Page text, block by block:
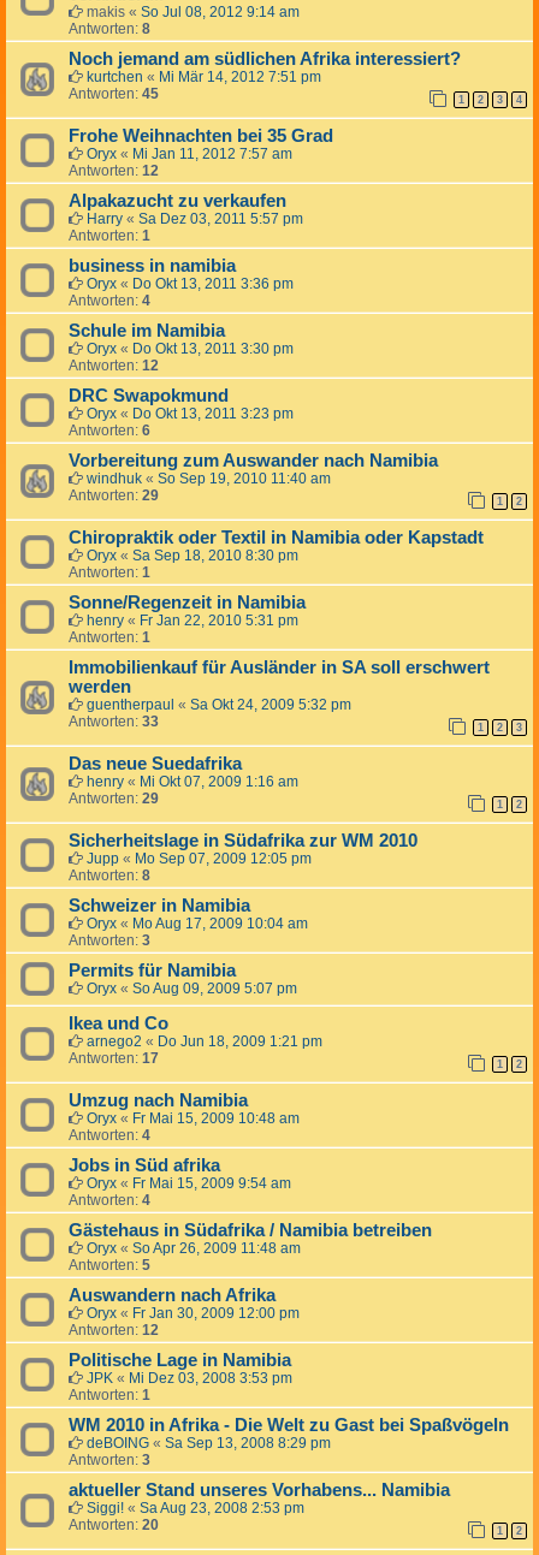
makis « So Jul 08, 2012 9:14 am
Antworten: 8
Noch jemand am südlichen Afrika interessiert?
kurtchen « Mi Mär 14, 2012 7:51 pm
Antworten: 45 1 2 3 4
Frohe Weihnachten bei 35 Grad
Oryx « Mi Jan 11, 2012 7:57 am
Antworten: 12
Alpakazucht zu verkaufen
Harry « Sa Dez 03, 2011 5:57 pm
Antworten: 1
business in namibia
Oryx « Do Okt 13, 2011 3:36 pm
Antworten: 4
Schule im Namibia
Oryx « Do Okt 13, 2011 3:30 pm
Antworten: 12
DRC Swapokmund
Oryx « Do Okt 13, 2011 3:23 pm
Antworten: 6
Vorbereitung zum Auswander nach Namibia
windhuk « So Sep 19, 2010 11:40 am
Antworten: 29 1 2
Chiropraktik oder Textil in Namibia oder Kapstadt
Oryx « Sa Sep 18, 2010 8:30 pm
Antworten: 1
Sonne/Regenzeit in Namibia
henry « Fr Jan 22, 2010 5:31 pm
Antworten: 1
Immobilienkauf für Ausländer in SA soll erschwert
werden
guentherpaul « Sa Okt 24, 2009 5:32 pm
Antworten: 33 1 2 3
Das neue Suedafrika
henry « Mi Okt 07, 2009 1:16 am
Antworten: 29 1 2
Sicherheitslage in Südafrika zur WM 2010
Jupp « Mo Sep 07, 2009 12:05 pm
Antworten: 8
Schweizer in Namibia
Oryx « Mo Aug 17, 2009 10:04 am
Antworten: 3
Permits für Namibia
Oryx « So Aug 09, 2009 5:07 pm
Ikea und Co
arnego2 « Do Jun 18, 2009 1:21 pm
Antworten: 17 1 2
Umzug nach Namibia
Oryx « Fr Mai 15, 2009 10:48 am
Antworten: 4
Jobs in Süd afrika
Oryx « Fr Mai 15, 2009 9:54 am
Antworten: 4
Gästehaus in Südafrika / Namibia betreiben
Oryx « So Apr 26, 2009 11:48 am
Antworten: 5
Auswandern nach Afrika
Oryx « Fr Jan 30, 2009 12:00 pm
Antworten: 12
Politische Lage in Namibia
JPK « Mi Dez 03, 2008 3:53 pm
Antworten: 1
WM 2010 in Afrika - Die Welt zu Gast bei Spaßvögeln
deBOING « Sa Sep 13, 2008 8:29 pm
Antworten: 3
aktueller Stand unseres Vorhabens... Namibia
Siggi! « Sa Aug 23, 2008 2:53 pm
Antworten: 20 1 2